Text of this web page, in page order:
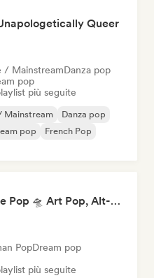
Queer
/ MainstreamDanza pop
pop
più seguite
Mainstream
Danza pop
pop
French Pop
Not Your Average Pop 🛸 Art Pop, Alt-Pop & Indie Pop
PopDream pop
più seguite